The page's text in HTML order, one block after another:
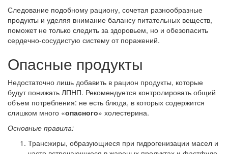
Следование подобному рациону, сочетая разнообразные
продукты и уделяя внимание балансу питательных веществ,
поможет не только следить за здоровьем, но и обезопасить
сердечно-сосудистую систему от поражений.
Опасные продукты
Недостаточно лишь добавить в рацион продукты, которые
будут понижать ЛПНП. Рекомендуется контролировать общий
объем потребления: не есть блюда, в которых содержится
слишком много «опасного» холестерина.
Основные правила:
Трансжиры, образующиеся при гидрогенизации масел и